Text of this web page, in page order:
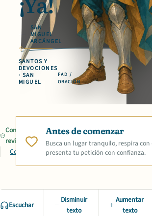
SAN
MIGUEL
ARCÁNGEL
SANTOS Y
DEVOCIONES
· SAN
MIGUEL
FAD /
ORACIÓN
Contenido
revisado
Compartir
Antes de comenzar
Busca un lugar tranquilo, respira con
presenta tu petición con confianza.
Escuchar
Disminuir
texto
Aumentar
texto